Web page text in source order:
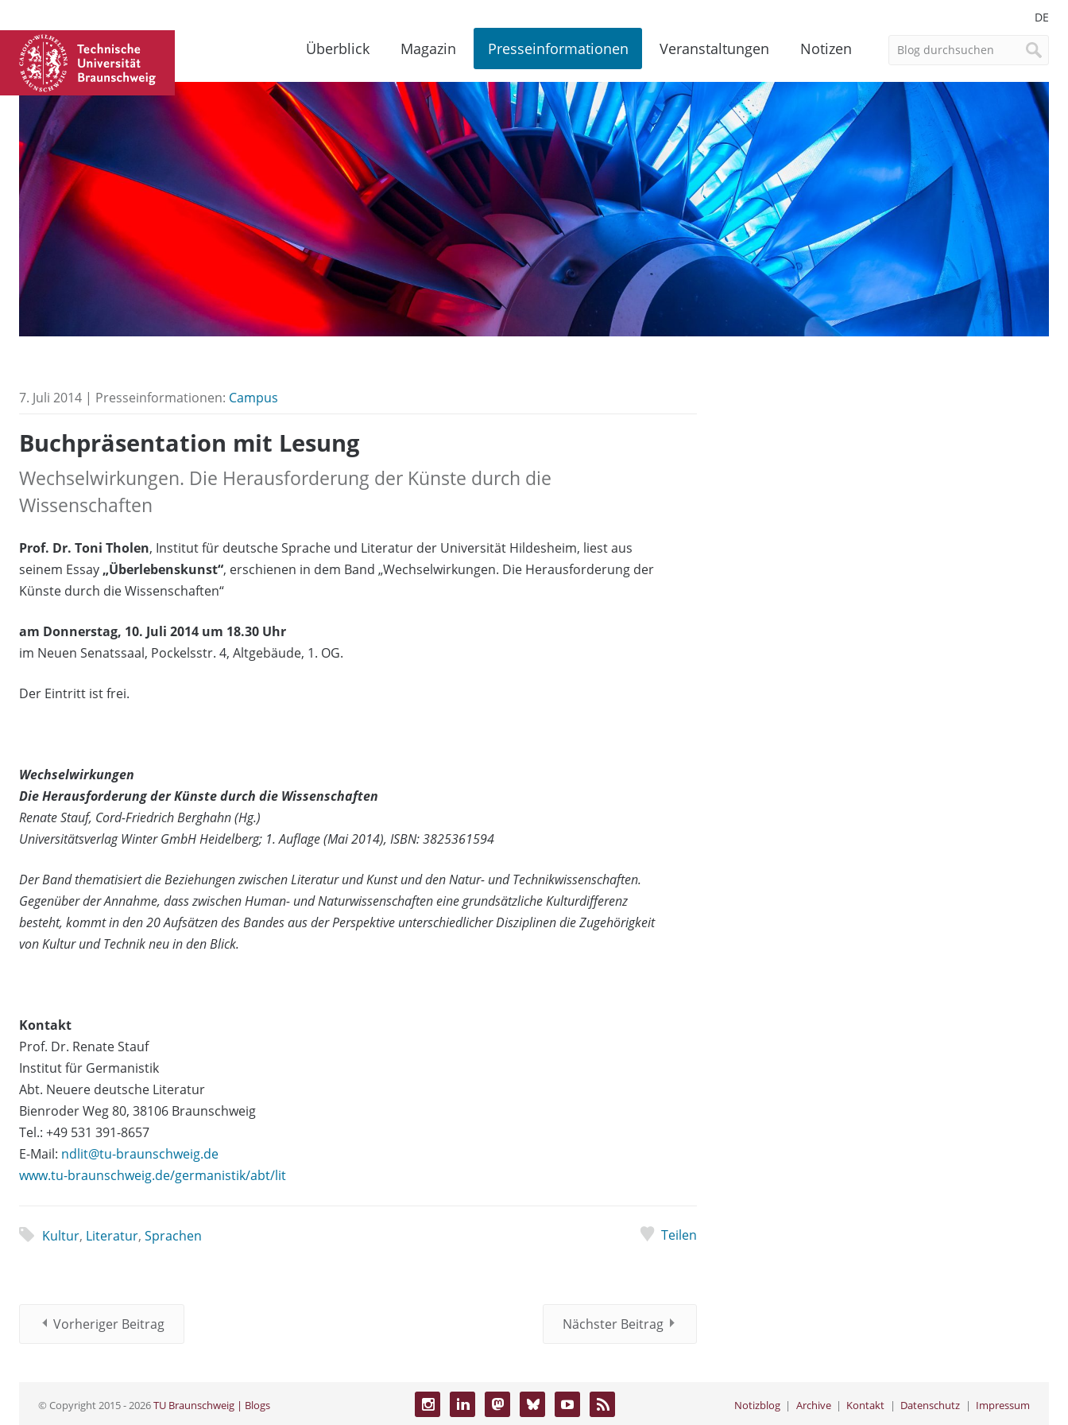
DE
Überblick Magazin Presseinformationen Veranstaltungen Notizen
7. Juli 2014 | Presseinformationen: Campus
Buchpräsentation mit Lesung
Wechselwirkungen. Die Herausforderung der Künste durch die
Wissenschaften
Prof. Dr. Toni Tholen, Institut für deutsche Sprache und Literatur der Universität Hildesheim, liest aus
seinem Essay „Überlebenskunst“, erschienen in dem Band „Wechselwirkungen. Die Herausforderung der
Künste durch die Wissenschaften“
am Donnerstag, 10. Juli 2014 um 18.30 Uhr
im Neuen Senatssaal, Pockelsstr. 4, Altgebäude, 1. OG.
Der Eintritt ist frei.
Wechselwirkungen
Die Herausforderung der Künste durch die Wissenschaften
Renate Stauf, Cord-Friedrich Berghahn (Hg.)
Universitätsverlag Winter GmbH Heidelberg; 1. Auflage (Mai 2014), ISBN: 3825361594
Der Band thematisiert die Beziehungen zwischen Literatur und Kunst und den Natur- und Technikwissenschaften.
Gegenüber der Annahme, dass zwischen Human- und Naturwissenschaften eine grundsätzliche Kulturdifferenz
besteht, kommt in den 20 Aufsätzen des Bandes aus der Perspektive unterschiedlicher Disziplinen die Zugehörigkeit
von Kultur und Technik neu in den Blick.
Kontakt
Prof. Dr. Renate Stauf
Institut für Germanistik
Abt. Neuere deutsche Literatur
Bienroder Weg 80, 38106 Braunschweig
Tel.: +49 531 391-8657
E-Mail: ndlit@tu-braunschweig.de
www.tu-braunschweig.de/germanistik/abt/lit
Kultur, Literatur, Sprachen Teilen
Vorheriger Beitrag Nächster Beitrag
Notizblog Archive Kontakt Datenschutz Impressum
© Copyright 2015 - 2026TU Braunschweig | Blogs